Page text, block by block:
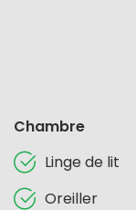
Chambre
Linge de lit
Oreiller